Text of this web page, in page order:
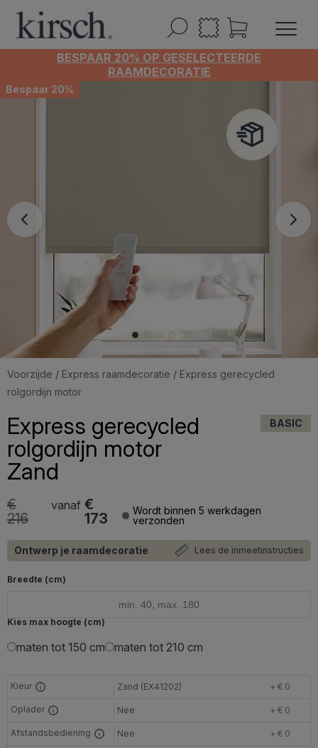
BESPAAR 20% OP GESELECTEERDE
RAAMDECORATIE
Bespaar 20%
Voorzijde / Express raamdecoratie / Express gerecycled
rolgordijn motor
Express gerecycled
rolgordijn motor
Zand
BASIC
vanaf €
173
€
216
Wordt binnen 5 werkdagen
verzonden
Ontwerp je raamdecoratie Lees de inmeetinstructies
Breedte (cm)
Kies max hoogte (cm)
maten tot 150 cm maten tot 210 cm
Kleur Zand (EX41202) + € 0
Oplader Nee + € 0
Afstandsbediening Nee
+ € 0